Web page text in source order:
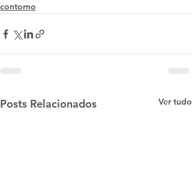
contorno
Posts Relacionados Ver tudo